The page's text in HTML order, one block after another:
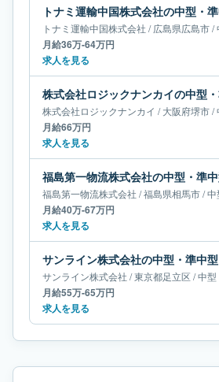
トナミ運輸中国株式会社 /広島県広島市/
月給36万-64万円
求人を見る
株式会社ロジックナンカイ /大阪府堺市/
月給66万円
求人を見る
福島第一物流株式会社 /福島県相馬市/中
月給40万-67万円
求人を見る
サンライン株式会社 /東京都足立区 /中型・
月給55万-65万円
求人を見る